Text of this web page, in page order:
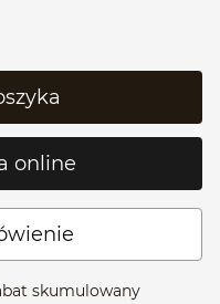
online
skumulowany